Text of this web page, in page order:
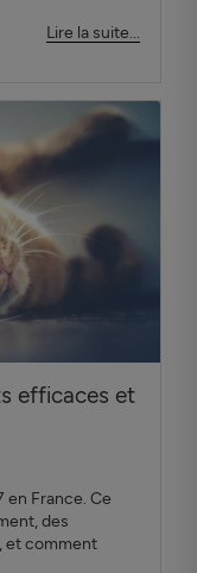
Lire la suite...
efficaces et
en France. Ce
des
et comment